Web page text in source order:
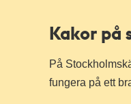
Kakor på
På
fungera på ett